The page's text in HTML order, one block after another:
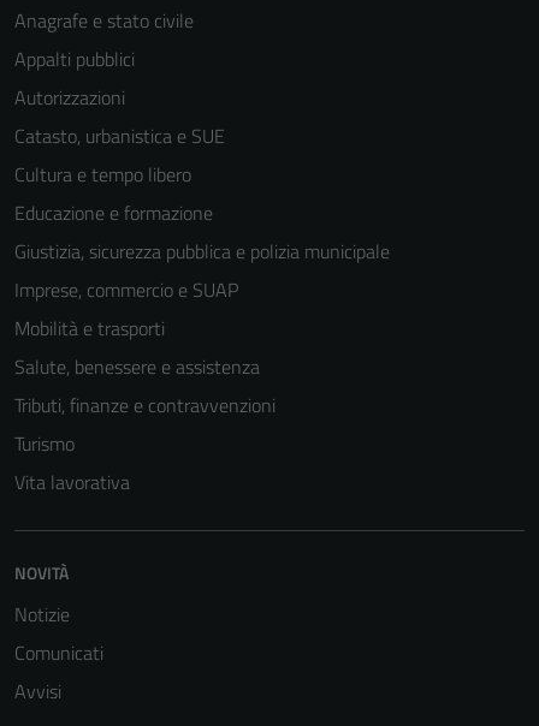
Anagrafe e stato civile
Appalti pubblici
Autorizzazioni
Catasto, urbanistica e SUE
Cultura e tempo libero
Educazione e formazione
Giustizia, sicurezza pubblica e polizia municipale
Imprese, commercio e SUAP
Mobilità e trasporti
Salute, benessere e assistenza
Tributi, finanze e contravvenzioni
Turismo
Vita lavorativa
NOVITÀ
Notizie
Comunicati
Avvisi